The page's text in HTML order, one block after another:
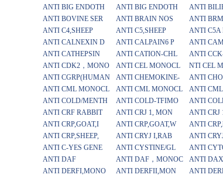
ANTI BIG ENDOTH
ANTI BIG ENDOTH ANTI
ANTI BOVINE SER
ANTI BRAIN NOS ANTI
ANTI C4,SHEEP
ANTI C5,SHEEP ANTI C5A
ANTI CALNEXIN D
ANTI CALPAIN6 P ANTI
ANTI CATHEPSIN
ANTI CATION-CHL ANTI
ANTI CDK2，MONO
ANTI CEL MONOCL NTI CEL
ANTI CGRP(HUMAN
ANTI CHEMOKINE- ANTI
ANTI CML MONOCL
ANTI CML MONOCL ANTI
ANTI COLD/MENTH
ANTI COLD-TFIMO ANTI
ANTI CRF RABBIT
ANTI CRJ 1, MON ANTI CRJ
ANTI CRP,GOAT,I
ANTI CRP,GOAT,W ANTI
ANTI CRP,SHEEP,
ANTI CRYJ I,RAB ANTI
ANTI C-YES GENE
ANTI CYSTINE/GL ANTI
ANTI DAF
ANTI DAF，MONOC ANTI
ANTI DERFI,MONO
ANTI DERFII,MON ANTI